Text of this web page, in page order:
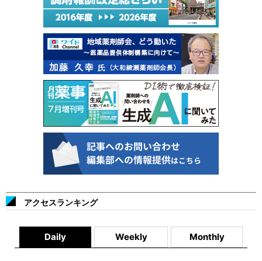
アクセスランキング
Daily Weekly Monthly